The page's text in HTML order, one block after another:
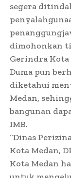
segera
dimohonkan
Gerindra Kota
Duma pun
diketahui
Medan,
bangunan
IMB.
“Dinas
Kota Medan,
Kota Medan